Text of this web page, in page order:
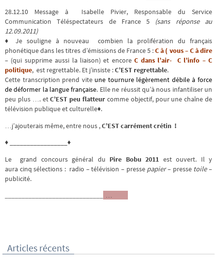
28.12.10 Message à Isabelle Pivier, Responsable du Service
Communication Téléspectateurs de France 5 (sans réponse au
12.09.2011)
♦ Je souligne à nouveau combien la prolifération du français
phonétique dans les titres d’émissions de France 5 :C à ( vous – C à dire
– (qui supprime aussi la liaison) et encore C dans l’air- C l’info – C
politique, est regrettable. Et j’insiste :C’EST regrettable.
Cette transcription prend viteune tournure légèrement débile à force
de déformer la langue française. Elle ne réussit qu’à nous infantiliser un
peu plus …. etC’EST peu flatteur comme objectif, pour une chaîne de
télévision publique et culturelle♦.
…j’ajouterais même, entre nous ,C’ESTcarrément crétin !
♦ _________________♦
Le grand concours général du Pire Bobu 2011 est ouvert. Il y
aura cinq sélections : radio – télévision – presse papier– presse toile–
publicité.
…
Articles récents